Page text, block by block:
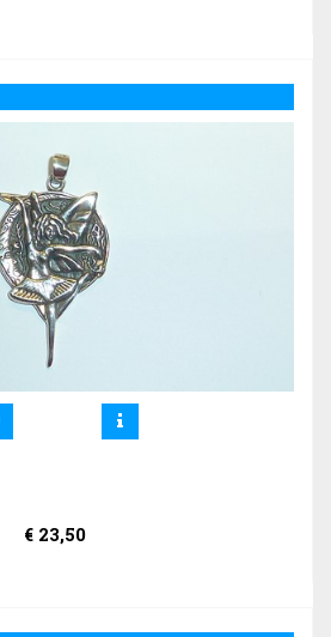
€ 23,50